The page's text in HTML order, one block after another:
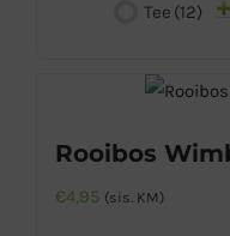
Tee (12)
Rooibos
€4,95 (sis. KM)